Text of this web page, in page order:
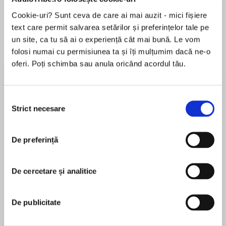
Cookie-uri? Sunt ceva de care ai mai auzit - mici fișiere
text care permit salvarea setărilor și preferințelor tale pe
un site, ca tu să ai o experiență cât mai bună. Le vom
folosi numai cu permisiunea ta și îți mulțumim dacă ne-o
oferi. Poți schimba sau anula oricând acordul tău.
consimțământului
Strict necesare
De preferință
De cercetare și analitice
De publicitate
de...
Dani Francis
la...
Lauren Weisberger
Desprecarte
returns with the delightful third book in the
Hazards of Dukes series as a rigid duke enters
Thaddeus, the new Duke of Hasford, holds his
new title reluctantly, but his sense of duty is
strong. Task number one: find a wife and secure
in Lady Jane Capel—until her sister Lavinia
bursts onto the scene. Vivacious, rebellious,
MAI MULT
Megan Frampton writes historical romance under